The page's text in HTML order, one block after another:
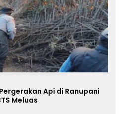
Api di Ranupani
Meluas